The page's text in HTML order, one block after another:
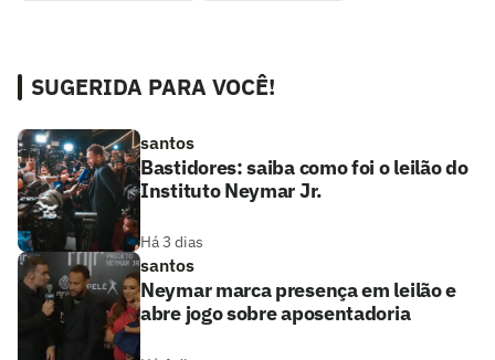
SUGERIDA PARA VOCÊ!
santos
Bastidores: saiba como foi o leilão do
Instituto Neymar Jr.
Há 3 dias
santos
Neymar marca presença em leilão e
abre jogo sobre aposentadoria